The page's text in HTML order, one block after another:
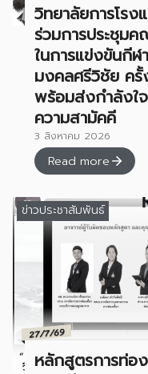
วิทยาลัยการโรง
ร่วมการประชุม
ในการแข่งขันกีฬ
มงคลศรีวิชัย ครั้
พร้อมส่งกำลังใ
ความสามัคคี
3 สิงหาคม 2026
Read more
ข่าวประชาสัมพันธ์
หลักสูตรการท่อง